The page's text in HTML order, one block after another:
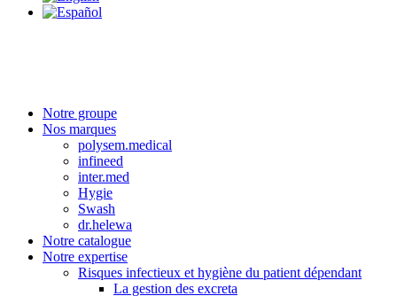
Notre groupe
Nos marques
polysem.medical
infineed
inter.med
Hygie
Swash
dr.helewa
Notre catalogue
Notre expertise
Risques infectieux et hygiène du patient dépendant
La gestion des excreta